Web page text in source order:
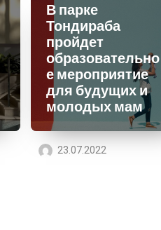
В парке
Тондираба
пройдет
образовательно
е мероприятие
для будущих и
молодых мам
23.07.2022